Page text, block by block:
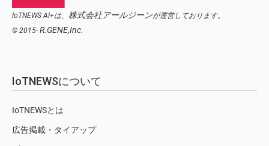
IoTNEWS AI+は、 株式会社アールジーンが運営しております。
© 2015- R.GENE,Inc.
IoTNEWSについて
IoTNEWSとは
広告掲載・タイアップ